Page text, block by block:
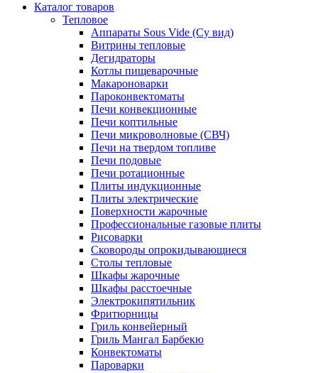
Каталог товаров
Тепловое
Аппараты Sous Vide (Су вид)
Витрины тепловые
Дегидраторы
Котлы пищеварочные
Макароноварки
Пароконвектоматы
Печи конвекционные
Печи коптильные
Печи микроволновые (СВЧ)
Печи на твердом топливе
Печи подовые
Печи ротационные
Плиты индукционные
Плиты электрические
Поверхности жарочные
Профессиональные газовые плиты
Рисоварки
Сковороды опрокидывающиеся
Столы тепловые
Шкафы жарочные
Шкафы расстоечные
Электрокипятильник
Фритюрницы
Гриль конвейерный
Гриль Мангал Барбекю
Конвектоматы
Пароварки